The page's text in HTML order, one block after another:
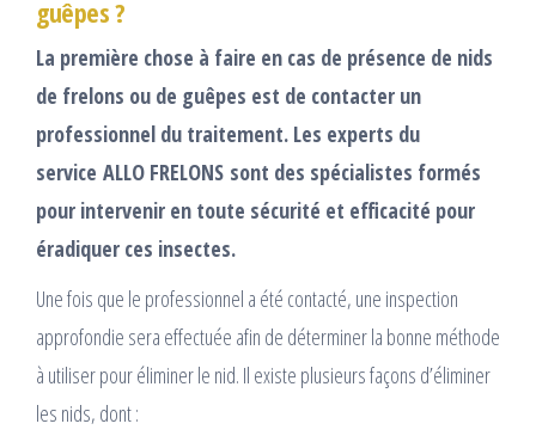
guêpes ?
La première chose à faire en cas de présence de nids
de frelons ou de guêpes est de contacter un
professionnel du traitement. Les experts du
service ALLO FRELONS sont des spécialistes formés
pour intervenir en toute sécurité et efficacité pour
éradiquer ces insectes.
Une fois que le professionnel a été contacté, une inspection
approfondie sera effectuée afin de déterminer la bonne méthode
à utiliser pour éliminer le nid. Il existe plusieurs façons d’éliminer
les nids, dont :